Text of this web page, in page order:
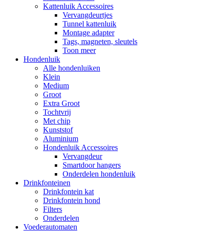
Kattenluik Accessoires
Vervangdeurtjes
Tunnel kattenluik
Montage adapter
Tags, magneten, sleutels
Toon meer
Hondenluik
Alle hondenluiken
Klein
Medium
Groot
Extra Groot
Tochtvrij
Met chip
Kunststof
Aluminium
Hondenluik Accessoires
Vervangdeur
Smartdoor hangers
Onderdelen hondenluik
Drinkfonteinen
Drinkfontein kat
Drinkfontein hond
Filters
Onderdelen
Voederautomaten